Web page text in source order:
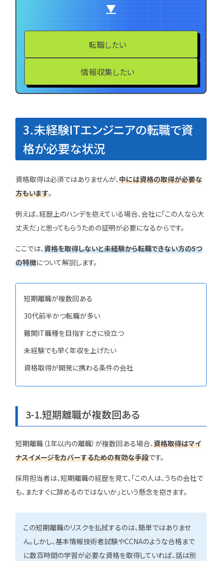
▼
転職したい
情報収集したい
3.未経験ITエンジニアの転職で資
格が必要な状況
資格取得は必須ではありませんが、中には資格の取得が必要な
方もいます。
例えば、経歴上のハンデを抱えている場合、会社に「この人なら大
丈夫だ」と思ってもらうための証明が必要になるからです。
ここでは、資格を取得しないと未経験から転職できない方の5つ
の特徴について解説します。
短期離職が複数回ある
30代前半かつ転職が多い
難関IT職種を目指すときに役立つ
未経験でも早く年収を上げたい
資格取得が開発に携わる条件の会社
3-1.短期離職が複数回ある
短期離職（1年以内の離職）が複数回ある場合、資格取得はマイ
ナスイメージをカバーするための有効な手段です。
採用担当者は、短期離職の経歴を見て、「この人は、うちの会社で
も、またすぐに辞めるのではないか」という懸念を抱きます。
この短期離職のリスクを払拭するのは、簡単ではありませ
ん。しかし、基本情報技術者試験やCCNAのような合格まで
に数百時間の学習が必要な資格を取得していれば、話は別